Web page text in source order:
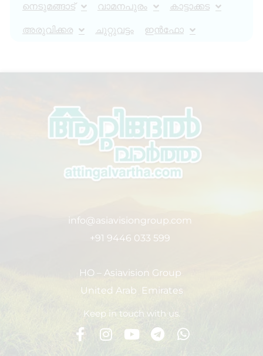
നെടുമങ്ങാട് വാമനപുരം കാട്ടാക്കട
അരുവിക്കര ചുറ്റുവട്ടം ഇൻഫോ
info@asiavisiongroup.com
+91 9446 033 599
HO – Asiavision Group
United Arab Emirates
Keep in touch with us.